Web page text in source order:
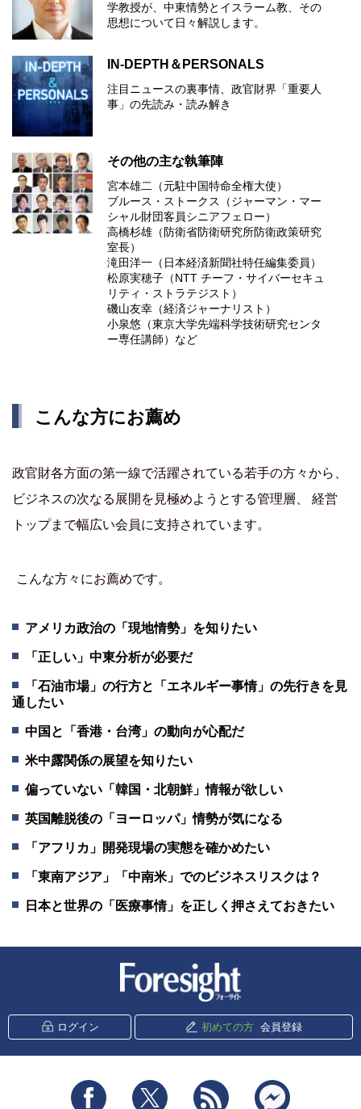
学教授が、中東情勢とイスラーム教、その
思想について⽇々解説します。
IN-DEPTH＆PERSONALS
注目ニュースの裏事情、政官財界「重要人
事」の先読み・読み解き
その他の主な執筆陣
宮本雄二（元駐中国特命全権大使）
ブルース・ストークス（ジャーマン・マー
シャル財団客員シニアフェロー）
高橋杉雄（防衛省防衛研究所防衛政策研究
室長）
滝田洋一（日本経済新聞社特任編集委員）
松原実穂子（NTT チーフ・サイバーセキュ
リティ・ストラテジスト）
磯山友幸（経済ジャーナリスト）
小泉悠（東京大学先端科学技術研究センタ
ー専任講師）など
こんな方にお薦め
政官財各方面の第一線で活躍されている若手の方々から、
ビジネスの次なる展開を見極めようとする管理層、 経営
トップまで幅広い会員に支持されています。
こんな方々にお薦めです。
アメリカ政治の「現地情勢」を知りたい
「正しい」中東分析が必要だ
「石油市場」の行方と「エネルギー事情」の先行きを見
通したい
中国と「香港・台湾」の動向が心配だ
米中露関係の展望を知りたい
偏っていない「韓国・北朝鮮」情報が欲しい
英国離脱後の「ヨーロッパ」情勢が気になる
「アフリカ」開発現場の実態を確かめたい
「東南アジア」「中南米」でのビジネスリスクは？
日本と世界の「医療事情」を正しく押さえておきたい
ログイン 初めての方 会員登録
Facebook Twitter RSS